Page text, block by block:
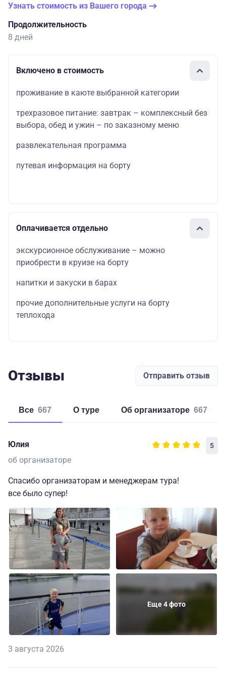
Узнать стоимость из Вашего города
Продолжительность
8 дней
Включено в стоимость
проживание в каюте выбранной категории
трехразовое питание: завтрак – комплексный без
выбора, обед и ужин – по заказному меню
развлекательная программа
путевая информация на борту
Оплачивается отдельно
экскурсионное обслуживание – можно
приобрести в круизе на борту
напитки и закуски в барах
прочие дополнительные услуги на борту
теплохода
Отзывы Отправить отзыв
Все 667 о туре об организаторе 667
Юлия 5
об организаторе
Спасибо организаторам и менеджерам тура!
все было супер!
Еще 4 фото
3 августа 2026